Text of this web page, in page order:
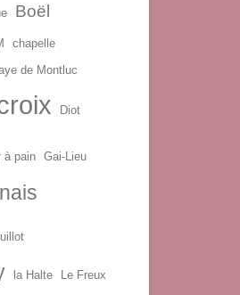
Boël
chapelle
de Montluc
Diot
à pain Gai-Lieu
la Halte Le Freux